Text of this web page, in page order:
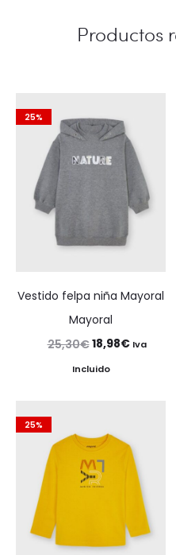
Productos
25%
Vestido felpa niña Mayoral
Mayoral
25,30€El
precio
25,30€.
18,98€ElIva
Incluido
25%